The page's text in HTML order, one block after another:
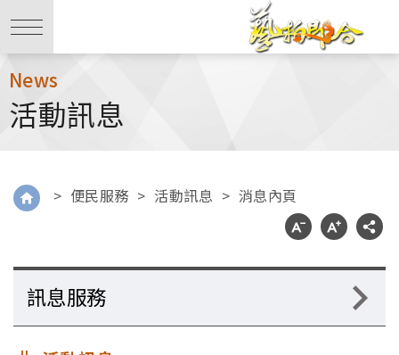
News
活動訊息
> 便民服務 > 活動訊息 > 消息內頁
訊息服務